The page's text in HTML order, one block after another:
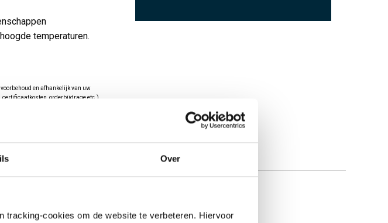
Over
tracking-cookies om de website te verbeteren. Hiervoor
temperaturen.
en afhankelijk van uw
orderbijdrage etc.)